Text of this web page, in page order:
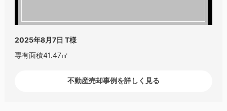
2025年8月7日 T様
専有面積41.47㎡
不動産売却事例を詳しく見る